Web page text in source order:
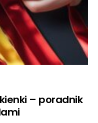
– poradnik